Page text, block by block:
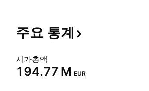
주요 통계
시가총액
‪194.77 M‬ EUR